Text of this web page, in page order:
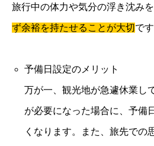
旅行中の体力や気分の浮き沈みを
ず余裕を持たせることが大切です
予備日設定のメリット
万が一、観光地が急遽休業し
が必要になった場合に、予備
くなります。また、旅先での